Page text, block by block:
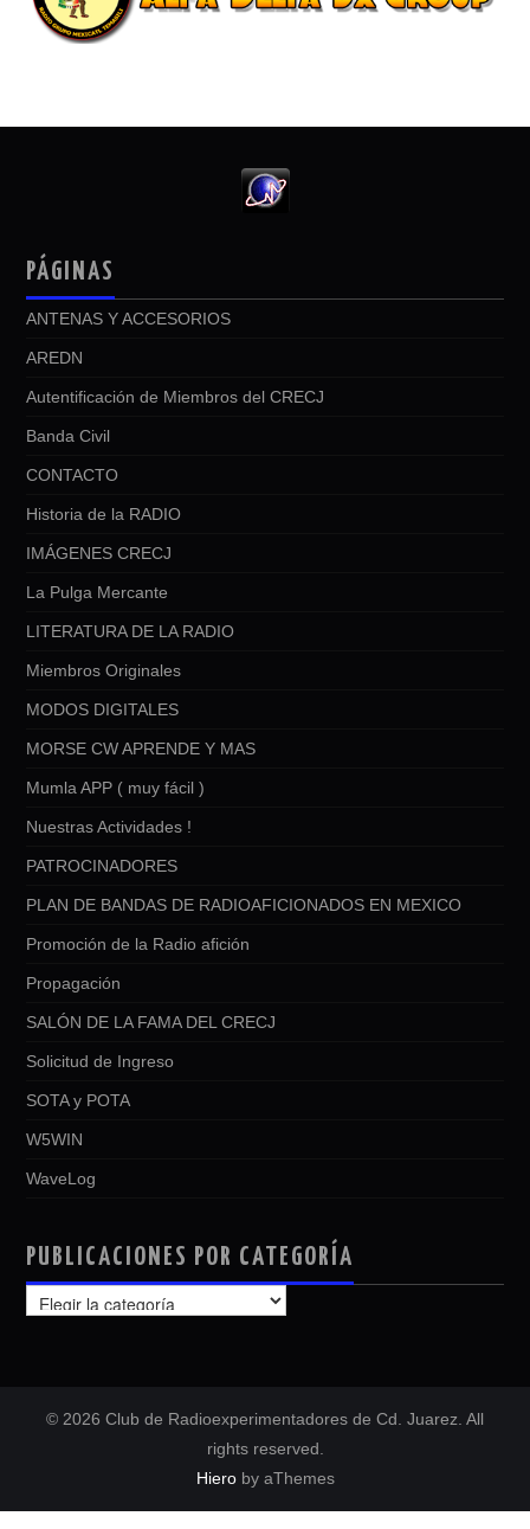
PÁGINAS
ANTENAS Y ACCESORIOS
AREDN
Autentificación de Miembros del CRECJ
Banda Civil
CONTACTO
Historia de la RADIO
IMÁGENES CRECJ
La Pulga Mercante
LITERATURA DE LA RADIO
Miembros Originales
MODOS DIGITALES
MORSE CW APRENDE Y MAS
Mumla APP ( muy fácil )
Nuestras Actividades !
PATROCINADORES
PLAN DE BANDAS DE RADIOAFICIONADOS EN MEXICO
Promoción de la Radio afición
Propagación
SALÓN DE LA FAMA DEL CRECJ
Solicitud de Ingreso
SOTA y POTA
W5WIN
WaveLog
PUBLICACIONES POR CATEGORÍA
PUBLICACIONES
POR
© 2026 Club de Radioexperimentadores de Cd. Juarez. All
rights reserved.
Hieroby aThemes